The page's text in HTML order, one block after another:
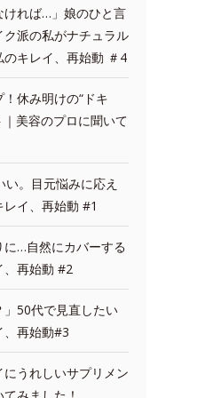
ければ…」娘のひと言
派の私がナチュラル
キレイ、再始動 ＃4
休み明けの“ドキ
美容のプロに聞いて
。目元悩みに応え
イ、再始動 #1
に…自然にカバーする
、再始動 #2
」50代で見直したい
、再始動#3
うれしいサプリメン